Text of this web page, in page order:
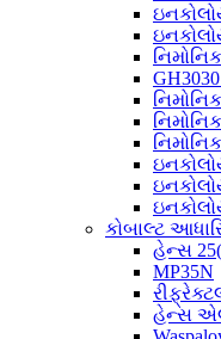
કોબાલ્ટ
હેન્સ
MP35N
હેન્સ